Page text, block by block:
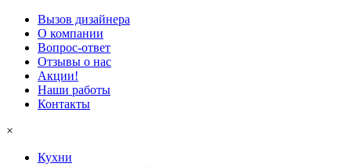
Вызов дизайнера
О компании
Вопрос-ответ
Отзывы о нас
Акции!
Наши работы
Контакты
×
Кухни